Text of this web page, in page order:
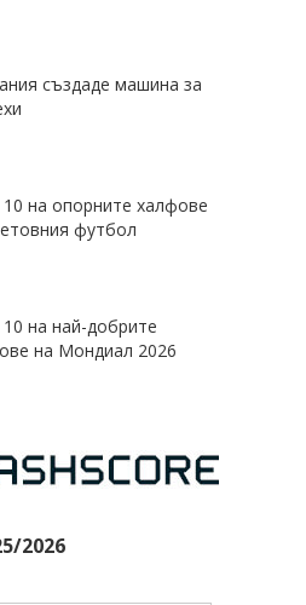
създаде машина за
на опорните халфове
футбол
на най-добрите
на Мондиал 2026
2026